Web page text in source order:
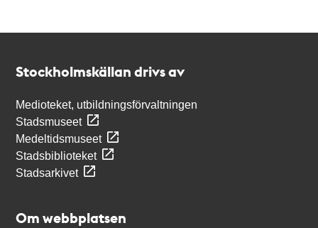
Stockholmskällan drivs av
Medioteket, utbildningsförvaltningen
Stadsmuseet
Medeltidsmuseet
Stadsbiblioteket
Stadsarkivet
Om webbplatsen